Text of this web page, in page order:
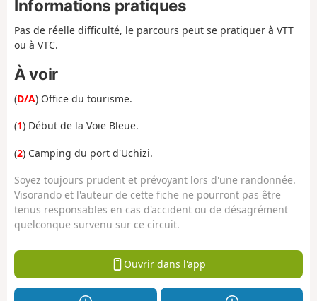
Informations pratiques
Pas de réelle difficulté, le parcours peut se pratiquer à VTT
ou à VTC.
À voir
(D/A) Office du tourisme.
(1) Début de la Voie Bleue.
(2) Camping du port d'Uchizi.
Soyez toujours prudent et prévoyant lors d'une randonnée.
Visorando et l'auteur de cette fiche ne pourront pas être
tenus responsables en cas d'accident ou de désagrément
quelconque survenu sur ce circuit.
Ouvrir dans l'app